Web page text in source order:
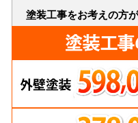
塗装工事をお考えの方